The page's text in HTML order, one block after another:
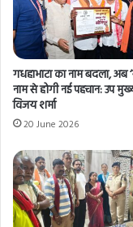
गधहाभाटा का नाम बदला, अब
नाम से होगी नई पहचान: उप
विजय शर्मा
20 June 2026